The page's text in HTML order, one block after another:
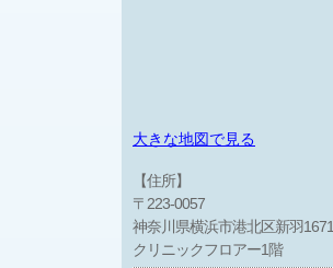
大きな地図で見る
【住所】
〒223-0057
神奈川県横浜市港北区新羽1671
クリニックフロアー1階